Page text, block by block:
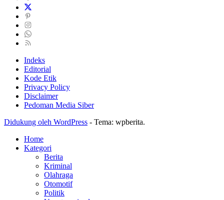
Indeks
Editorial
Kode Etik
Privacy Policy
Disclaimer
Pedoman Media Siber
Didukung oleh WordPress - Tema: wpberita.
Home
Kategori
Berita
Kriminal
Olahraga
Otomotif
Politik